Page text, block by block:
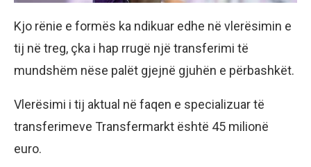
Kjo rënie e formës ka ndikuar edhe në vlerësimin e
tij në treg, çka i hap rrugë një transferimi të
mundshëm nëse palët gjejnë gjuhën e përbashkët.
Vlerësimi i tij aktual në faqen e specializuar të
transferimeve Transfermarkt është 45 milionë
euro.